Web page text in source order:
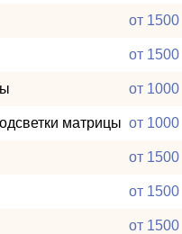
от 1500
от 1500
от 1000
матрицы от 1000
от 1500
от 1500
от 1500